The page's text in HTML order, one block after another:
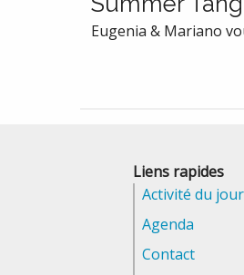
Eugenia & Mariano
Liens rapides
Activité du jour
Agenda
Contact